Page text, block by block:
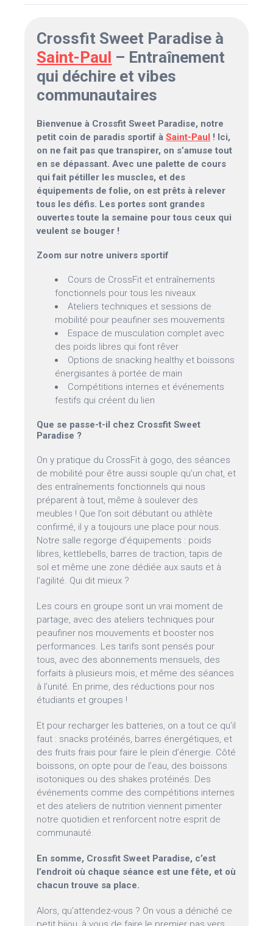
Crossfit Sweet Paradise à
Saint-Paul – Entraînement
qui déchire et vibes
communautaires
Bienvenue à Crossfit Sweet Paradise, notre
petit coin de paradis sportif àSaint-Paul ! Ici,
on ne fait pas que transpirer, on s’amuse tout
en se dépassant. Avec une palette de cours
qui fait pétiller les muscles, et des
équipements de folie, on est prêts à relever
tous les défis. Les portes sont grandes
ouvertes toute la semaine pour tous ceux qui
veulent se bouger !
Zoom sur notre univers sportif
Cours de CrossFit et entraînements
fonctionnels pour tous les niveaux
Ateliers techniques et sessions de
mobilité pour peaufiner ses mouvements
Espace de musculation complet avec
des poids libres qui font rêver
Options de snacking healthy et boissons
énergisantes à portée de main
Compétitions internes et événements
festifs qui créent du lien
Que se passe-t-il chez Crossfit Sweet
Paradise ?
On y pratique du CrossFit à gogo, des séances
de mobilité pour être aussi souple qu’un chat, et
des entraînements fonctionnels qui nous
préparent à tout, même à soulever des
meubles ! Que l’on soit débutant ou athlète
confirmé, il y a toujours une place pour nous.
Notre salle regorge d’équipements : poids
libres, kettlebells, barres de traction, tapis de
sol et même une zone dédiée aux sauts et à
l’agilité. Qui dit mieux ?
Les cours en groupe sont un vrai moment de
partage, avec des ateliers techniques pour
peaufiner nos mouvements et booster nos
performances. Les tarifs sont pensés pour
tous, avec des abonnements mensuels, des
forfaits à plusieurs mois, et même des séances
à l’unité. En prime, des réductions pour nos
étudiants et groupes !
Et pour recharger les batteries, on a tout ce qu’il
faut : snacks protéinés, barres énergétiques, et
des fruits frais pour faire le plein d’énergie. Côté
boissons, on opte pour de l’eau, des boissons
isotoniques ou des shakes protéinés. Des
événements comme des compétitions internes
et des ateliers de nutrition viennent pimenter
notre quotidien et renforcent notre esprit de
communauté.
En somme, Crossfit Sweet Paradise, c’est
l’endroit où chaque séance est une fête, et où
chacun trouve sa place.
Alors, qu’attendez-vous ? On vous a déniché ce